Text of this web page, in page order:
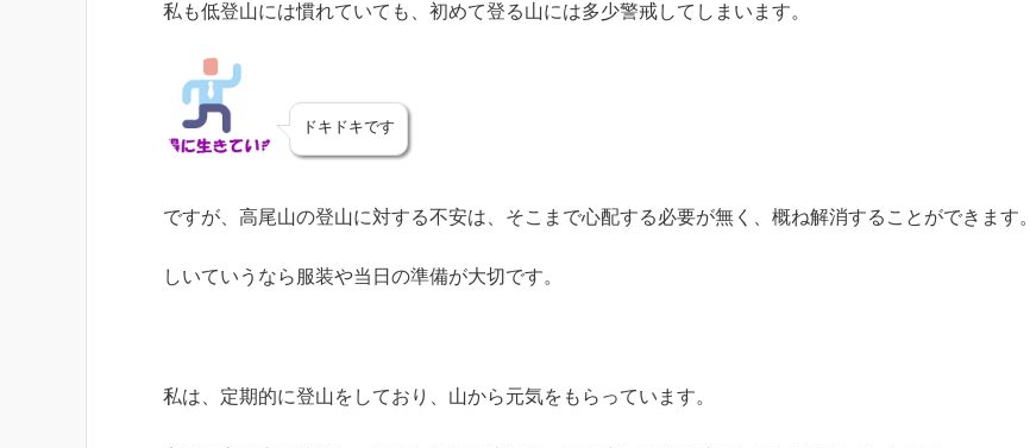
私も低登山には慣れていても、初めて登る山には多少警戒してしまいます。
ドキドキです
ですが、高尾山の登山に対する不安は、そこまで心配する必要が無く、概ね解消することができます。
しいていうなら服装や当日の準備が大切です。
私は、定期的に登山をしており、山から元気をもらっています。